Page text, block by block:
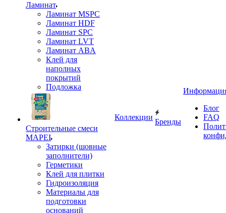
Ламинат
Ламинат MSPC
Ламинат HDF
Ламинат SPC
Ламинат LVT
Ламинат ABA
Клей для
наполных
покрытий
Подложка
Строительные смеси
MAPEI
Затирки (шовные
заполнители)
Герметики
Клей для плитки
Гидроизоляция
Материалы для
подготовки
оснований
Коллекции
Бренды
Блог
FAQ